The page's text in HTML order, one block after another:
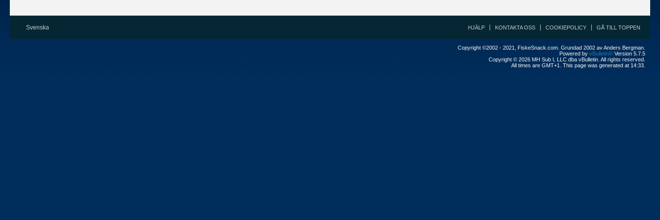
Svenska HJÄLP KONTAKTA OSS COOKIEPOLICY GÅ TILL TOPPEN
Copyright ©2002 - 2021, FiskeSnack.com. Grundad 2002 av Anders Bergman.
Powered by vBulletin® Version 5.7.5
Copyright © 2026 MH Sub I, LLC dba vBulletin. All rights reserved.
All times are GMT+1. This page was generated at 14:33.